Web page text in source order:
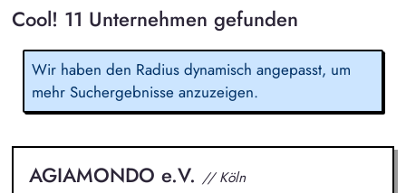
Cool! 11 Unternehmen gefunden
Wir haben den Radius dynamisch angepasst, um
mehr Suchergebnisse anzuzeigen.
AGIAMONDO e.V. // Köln